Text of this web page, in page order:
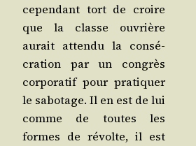
cepen­dant tort de croire
que la classe ouvrière
aurait atten­du la consé­
cra­tion par un congrès
cor­po­ra­tif pour pra­ti­quer
le sabo­tage. Il en est de lui
comme de toutes les
formes de révolte, il est